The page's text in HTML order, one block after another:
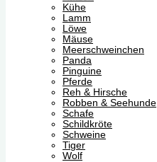
Kühe
Lamm
Löwe
Mäuse
Meerschweinchen
Panda
Pinguine
Pferde
Reh & Hirsche
Robben & Seehunde
Schafe
Schildkröte
Schweine
Tiger
Wolf